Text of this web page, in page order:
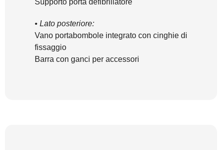
• Lato posteriore:
Vano portabombole integrato con cinghie di
fissaggio
Barra con ganci per accessori